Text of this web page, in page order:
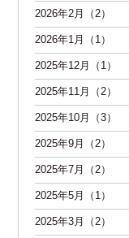
2026年2月（2）
2026年1月（1）
2025年12月（1）
2025年11月（2）
2025年10月（3）
2025年9月（2）
2025年7月（2）
2025年5月（1）
2025年3月（2）